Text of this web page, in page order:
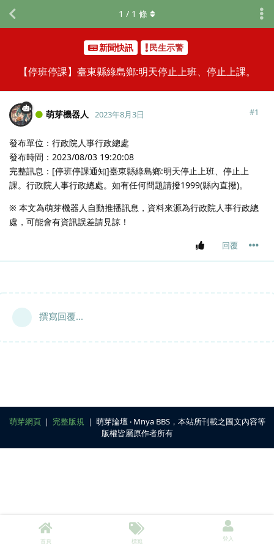
新聞快訊 民生示警
【停班停課】臺東縣綠島鄉:明天停止上班、停止上課。
1 / 1 條
萌芽機器人 2023年8月3日 #1
發布單位：行政院人事行政總處
發布時間：2023/08/03 19:20:08
完整訊息：[停班停課通知]臺東縣綠島鄉:明天停止上班、停止上
課。行政院人事行政總處。如有任何問題請撥1999(縣內直撥)。
※ 本文為萌芽機器人自動推播訊息，資料來源為行政院人事行政總
處，可能會有資訊誤差請見諒！
回覆
撰寫回覆...
萌芽網頁｜ 完整版規 ｜ 萌芽論壇 ‧ Mnya BBS，本站所刊載之圖文內容等
版權皆屬原作者所有
首頁 標籤 登入